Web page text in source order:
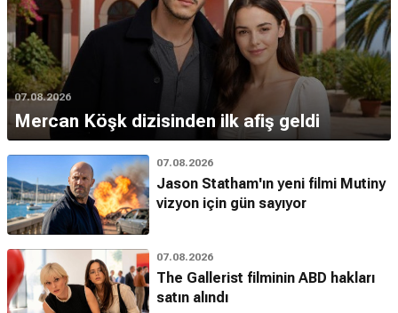
07.08.2026
Mercan Köşk dizisinden ilk afiş geldi
07.08.2026
Jason Statham'ın yeni filmi Mutiny
vizyon için gün sayıyor
07.08.2026
The Gallerist filminin ABD hakları
satın alındı